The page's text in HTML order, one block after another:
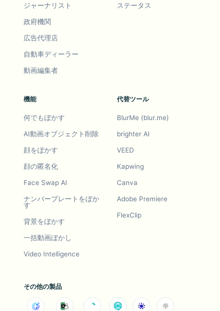
ジャーナリスト
政府機関
広告代理店
自動車ディーラー
動画編集者
ステータス
機能
何でもぼかす
AI動画オブジェクト削除
顔をぼかす
顔の匿名化
Face Swap AI
ナンバープレートをぼか
す
背景をぼかす
一括動画ぼかし
Video Intelligence
代替ツール
BlurMe (blur.me)
brighter AI
VEED
Kapwing
Canva
Adobe Premiere
FlexClip
その他の製品